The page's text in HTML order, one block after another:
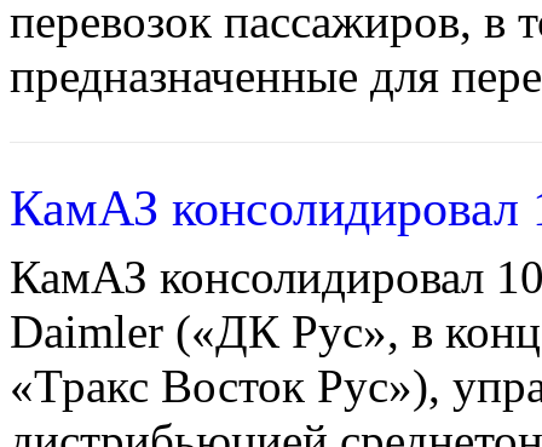
перевозок пассажиров, в
предназначенные для
КамАЗ
КамАЗ консолидировал
Daimler («ДК Рус», в
«Тракс Восток Рус»),